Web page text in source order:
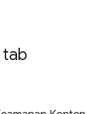
tab